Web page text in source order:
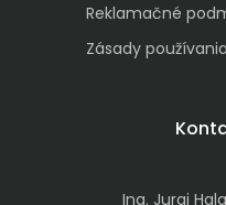
Reklamačné
Zásady
Ing. Juraj